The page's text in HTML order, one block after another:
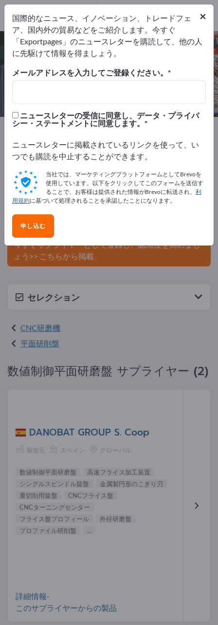
数値制御平面研磨盤 – メーカーとサ
プライヤーを検索
2
2
Exportpages 機械とプラント
CNCマシン
CNC研磨機
数値制御平面研磨盤
Exportpagesで無料で広告を掲載！
ニーズ – オファー – 中古品 – ビジネスコンタクト >> こ
こから始める
Exportpagesで貴社と製品を掲載し
ましょう。
今すぐサプライヤーとして登録し、認知度を高めまし
ょう>> こちらから掲載
セレクション
CNC研磨機
平面研削盤
数値制御平面研磨盤 サプライヤー (2)
DANOBAT GROUP S. Coop
製造元 スペイン グローバル
数値制御平面研磨盤
高速フライス加工装置
シングルスピンドル旋盤
金属製円形のこぎり刃
重切削用旋盤
CNCフライス盤
CNCターニングセンター
フライス盤プロフィール
外径研磨盤
プロファイル研削盤
...
詳細情報-
このサプライヤーからの製品
×
国際的なニュース、イノベーション、トレードフェ
ア、国内外の貿易などをご紹介します。今すぐ
「Exportpages」のニュースレターを購読して、他の人
に先駆けて情報を得ましょう。
メールアドレスを入力してご登録ください。
ニュースレターの受信に同意し、データ・プライバ
シー・ステートメントに同意します。
ニュースレターに掲載されているリンクを使って、い
つでも購読を中止することができます。
当社では、マーケティングプラットフォームとしてBrevoを
使用しています。以下をクリックしてこのフォームを送信す
ることで、お客様は提供された情報がBrevoに転送され、 利
用規約に基づいて処理されることを承認したことになります。
申し込む